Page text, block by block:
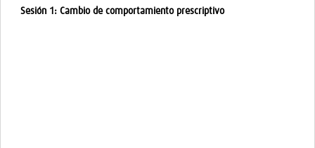
Sesión 1: Cambio de comportamiento prescriptivo